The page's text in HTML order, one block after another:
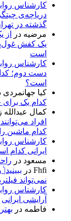
کارشناس
دریاچه‌ی
گذشته در
مرضیه در
از
یک کفش
است
کارشناس
دست دوم؛
است؟
کیا جهانمردی
کدام یک
کمال عبدالله
کدام ماشین
کارشناس
ایرانی کدام
مسعود در
Fhfi در
نمی‌تواند
کارشناس
آرایشی ایرانی
فاطمه در